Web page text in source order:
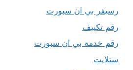
رسيفر بي ان سبورت
رقم تكييف
رقم خدمة بي ان سبورت
ستلايت